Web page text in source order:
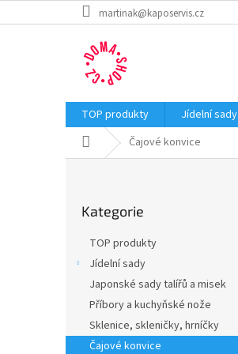
na
martinak@kaposervis.cz
TOP produkty Jídelní sady
Domů Čajové konvice
a
kategorie
Kategorie
TOP produkty
Jídelní sady
Japonské sady talířů a misek
Příbory a kuchyňské nože
Sklenice, skleničky, hrníčky
Čajové konvice